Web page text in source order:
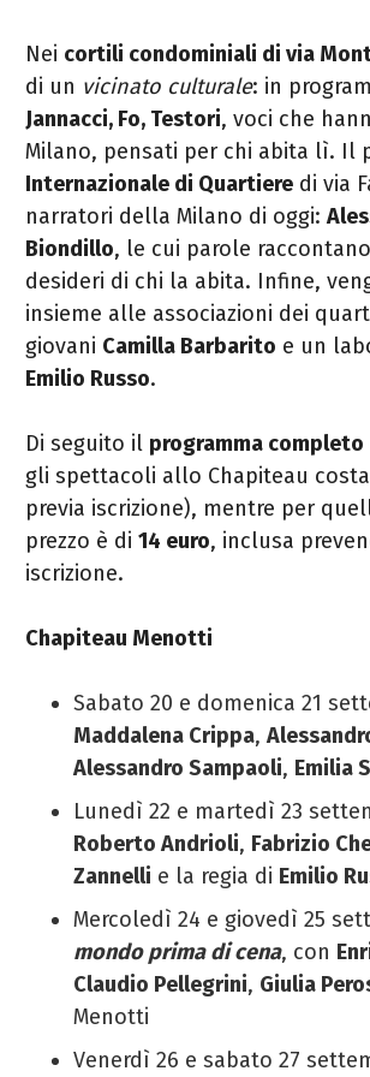
Nei cortili condominiali di via
di un vicinato culturale: in
Jannacci, Fo, Testori, voci che
Milano, pensati per chi abita lì. Il
Internazionale di Quartiere di via
narratori della Milano di oggi:
Biondillo, le cui parole
desideri di chi la abita. Infine,
insieme alle associazioni dei
giovani Camilla Barbarito e un
Emilio Russo.
Di seguito il programma completo
gli spettacoli allo Chapiteau
previa iscrizione), mentre per
prezzo è di 14 euro, inclusa
iscrizione.
Chapiteau Menotti
Sabato 20 e domenica 21
Maddalena Crippa,
Alessandro Sampaoli, Emilia
Lunedì 22 e martedì 23
Roberto Andrioli, Fabrizio
Zannelli e la regia di Emilio
Mercoledì 24 e giovedì 25
mondo prima di cena, con
Claudio Pellegrini, Giulia
Menotti
Venerdì 26 e sabato 27